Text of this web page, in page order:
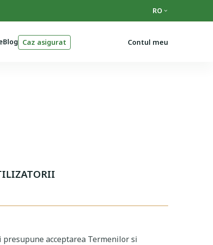
RO
Blog Caz asigurat Contul meu
acceptarea Termenilor si